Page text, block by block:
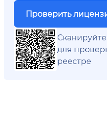
Проверить
для
реестре